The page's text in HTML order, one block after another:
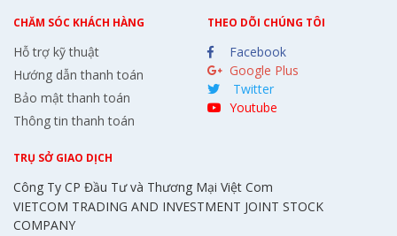
CHĂM SÓC KHÁCH HÀNG
Hỗ trợ kỹ thuật
Hướng dẫn thanh toán
Bảo mật thanh toán
Thông tin thanh toán
THEO DÕI CHÚNG TÔI
Facebook
Google Plus
Twitter
Youtube
TRỤ SỞ GIAO DỊCH
Công Ty CP Đầu Tư và Thương Mại Việt Com
VIETCOM TRADING AND INVESTMENT JOINT STOCK
COMPANY